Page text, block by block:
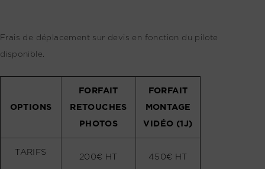
Frais de déplacement sur devis en fonction du pilote
disponible.
OPTIONS
FORFAIT
RETOUCHES
PHOTOS
FORFAIT
MONTAGE
VIDÉO (1J)
TARIFS 200€ HT 450€ HT